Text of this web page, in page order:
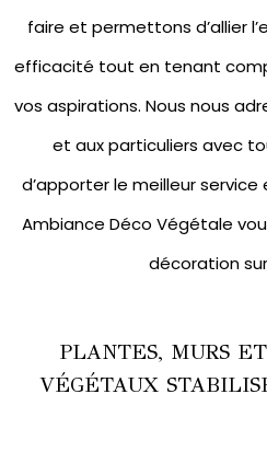
faire et permettons d’allier
efficacité tout en tenant
vos aspirations. Nous nous
et aux particuliers avec
d’apporter le meilleur
Ambiance Déco Végétale
décoration
PLANTES, MURS
VÉGÉTAUX